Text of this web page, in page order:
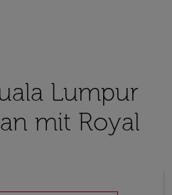
Lumpur
mit Royal